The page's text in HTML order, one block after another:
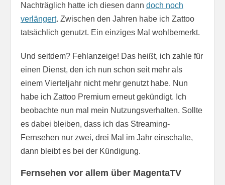
Nachträglich hatte ich diesen dann doch noch
verlängert. Zwischen den Jahren habe ich Zattoo
tatsächlich genutzt. Ein einziges Mal wohlbemerkt.
Und seitdem? Fehlanzeige! Das heißt, ich zahle für
einen Dienst, den ich nun schon seit mehr als
einem Vierteljahr nicht mehr genutzt habe. Nun
habe ich Zattoo Premium erneut gekündigt. Ich
beobachte nun mal mein Nutzungsverhalten. Sollte
es dabei bleiben, dass ich das Streaming-
Fernsehen nur zwei, drei Mal im Jahr einschalte,
dann bleibt es bei der Kündigung.
Fernsehen vor allem über MagentaTV